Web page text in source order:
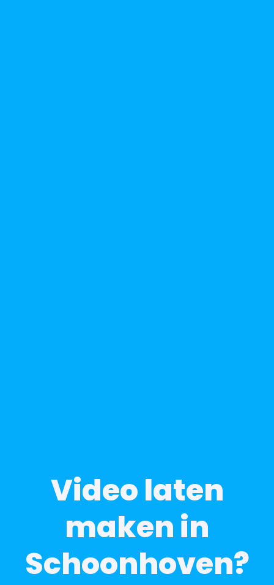
Video laten
maken in
Schoonhoven?